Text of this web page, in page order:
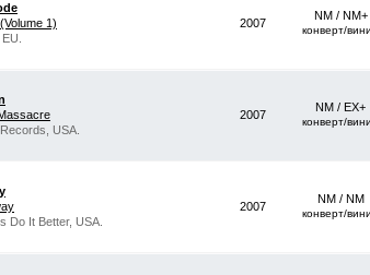
1)
2007
NM / NM+
конверт/
USA.
2007
NM / EX+
конверт/
Do It Better, USA.
2007
NM / NM
конверт/